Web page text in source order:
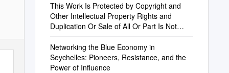
This Work Is Protected by Copyright and
Other Intellectual Property Rights and
Duplication Or Sale of All Or Part Is Not
Networking the Blue Economy in
Seychelles: Pioneers, Resistance, and the
Power of Influence